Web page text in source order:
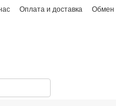
Оплата и доставка Обмен